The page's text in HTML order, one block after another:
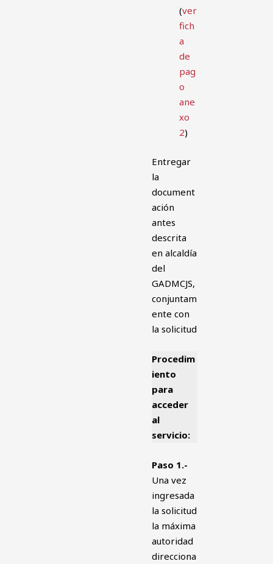
(ver
fich
a
de
pag
o
ane
xo
2)
Entregar
la
document
ación
antes
descrita
en alcaldía
del
GADMCJS,
conjuntam
ente con
la solicitud
Procedim
iento
para
acceder
al
servicio:
Paso 1.-
Una vez
ingresada
la solicitud
la máxima
autoridad
direcciona